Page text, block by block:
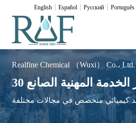
English Español Pусский Português
Realfine Chemical （Wuxi） Co.، Ltd.
الخدمة المهنية الصانع
كيميائي متخصص في مجالات مختلفة